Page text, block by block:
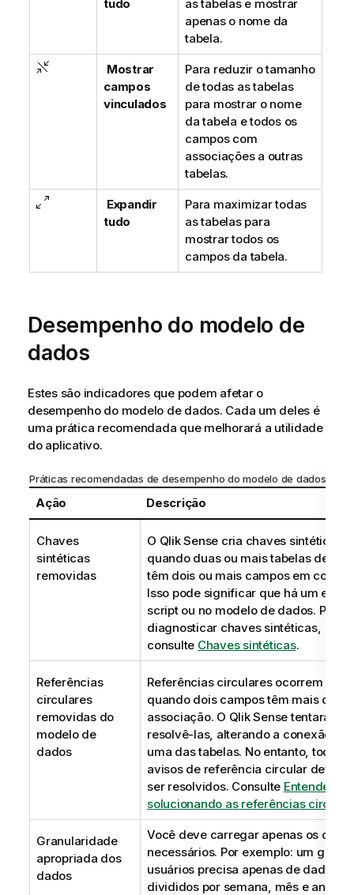
tudo
as tabelas e mostrar
apenas o nome da
tabela.
Mostrar
campos
vinculados
Para reduzir o tamanho
de todas as tabelas
para mostrar o nome
da tabela e todos os
campos com
associações a outras
tabelas.
Expandir
tudo
Para maximizar todas
as tabelas para
mostrar todos os
campos da tabela.
Desempenho do modelo de
dados
Estes são indicadores que podem afetar o
desempenho do modelo de dados. Cada um deles é
uma prática recomendada que melhorará a utilidade
do aplicativo.
Práticas recomendadas de desempenho do modelo de dados
Ação Descrição
Chaves
sintéticas
removidas
O Qlik Sense cria chaves sintéticas
quando duas ou mais tabelas de
têm dois ou mais campos em
Isso pode significar que há um erro
script ou no modelo de dados. Para
diagnosticar chaves sintéticas,
consulte Chaves sintéticas.
Referências
circulares
removidas do
modelo de
dados
Referências circulares ocorrem
quando dois campos têm mais de
associação. O Qlik Sensetentará
resolvê-las, alterando a conexão
uma das tabelas. No entanto, todos
avisos de referência circular devem
ser resolvidos. Consulte Entendendo
solucionando as referências
Granularidade
apropriada dos
dados
Você deve carregar apenas os
necessários. Por exemplo: um grupo
usuários precisa apenas de dados
divididos por semana, mês e ano. É